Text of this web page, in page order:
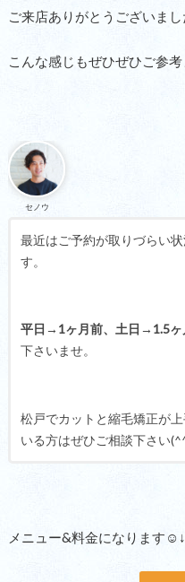
ご来店ありがとうございま
こんな感じもぜひぜひご参
セノウ
最近はご予約が取りづらい
す。
平日→1ヶ月前、土日→1.5ヶ
下さいませ。
松戸でカットと縮毛矯正が
いる方はぜひご相談下さい
メニュー&料金になります